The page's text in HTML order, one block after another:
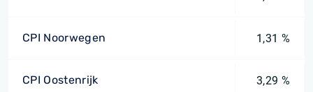
CPI Noorwegen 1,31 %
CPI Oostenrijk 3,29 %